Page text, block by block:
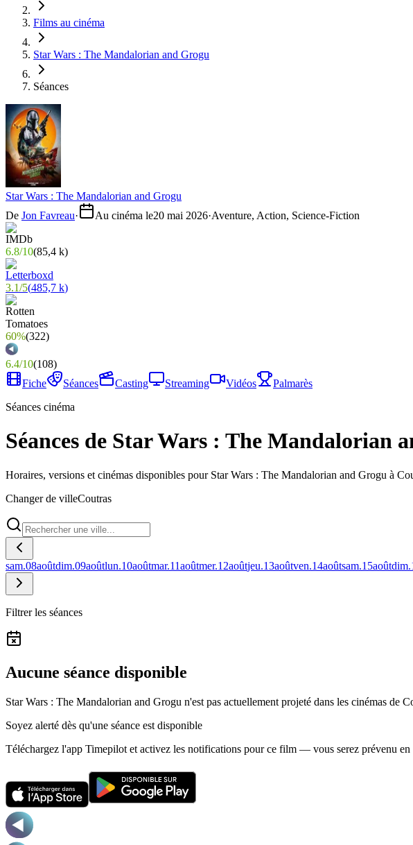
Films au cinéma
Star Wars : The Mandalorian and Grogu
Séances
Star Wars : The Mandalorian and Grogu
De Jon Favreau· Au cinéma le20 mai 2026·Aventure, Action, Science-Fiction
6.8/10(85,4 k)
3.1/5(485,7 k)
60%(322)
6.4/10(108)
Fiche
Séances Casting Streaming Vidéos
Palmarès
Séances cinéma
Séances de Star Wars : The Mandalorian
Horaires, versions et cinémas disponibles pour Star Wars : The Mandalorian and Grogu à
Changer de villeCoutras
sam.08aoûtdim.09aoûtlun.10aoûtmar.11aoûtmer.12aoûtjeu.13aoûtven.14aoûtsam.15aoûtdim.
Filtrer les séances
Aucune séance disponible
Star Wars : The Mandalorian and Grogu n'est pas actuellement projeté dans les cinémas de
Soyez alerté dès qu'une séance est disponible
Téléchargez l'app Timepilot et activez les notifications pour ce film — vous serez prévenu en